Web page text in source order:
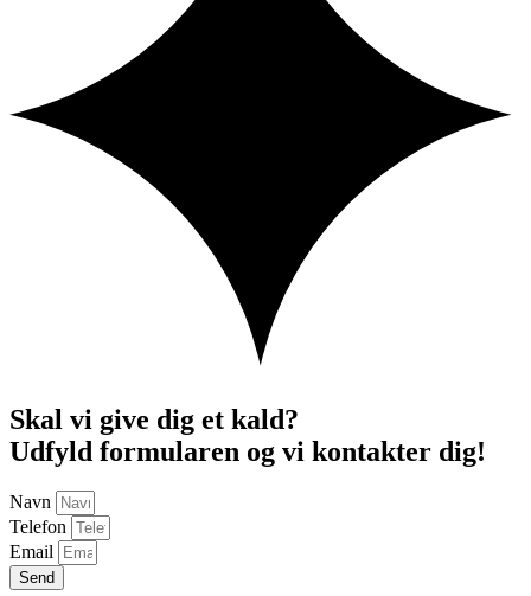
Skal vi give dig et kald?
Udfyld formularen og vi kontakter dig!
Navn
Telefon
Email
Send